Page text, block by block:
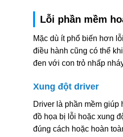
Lỗi phần mềm
Mặc dù ít phổ biến hơn
điều hành cũng có thể
đen với con trỏ nhấp
Xung đột driver
Driver là phần mềm
đồ họa bị lỗi hoặc xung
đúng cách hoặc hoàn